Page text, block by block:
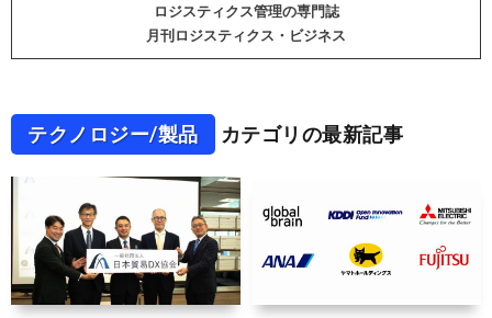
ロジスティクス管理の専門誌
月刊ロジスティクス・ビジネス
テクノロジー/製品 カテゴリの最新記事